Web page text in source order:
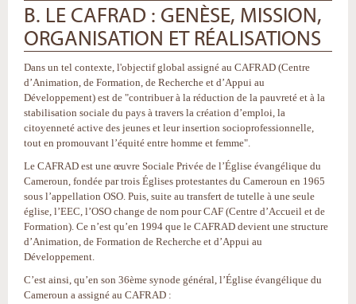
B. LE CAFRAD : GENÈSE, MISSION,
ORGANISATION ET RÉALISATIONS
Dans un tel contexte, l'objectif global assigné au CAFRAD (Centre
d’Animation, de Formation, de Recherche et d’Appui au
Développement) est de "contribuer à la réduction de la pauvreté et à la
stabilisation sociale du pays à travers la création d’emploi, la
citoyenneté active des jeunes et leur insertion socioprofessionnelle,
tout en promouvant l’équité entre homme et femme".
Le CAFRAD est une œuvre Sociale Privée de l’Église évangélique du
Cameroun, fondée par trois Églises protestantes du Cameroun en 1965
sous l’appellation OSO. Puis, suite au transfert de tutelle à une seule
église, l’EEC, l’OSO change de nom pour CAF (Centre d’Accueil et de
Formation). Ce n’est qu’en 1994 que le CAFRAD devient une structure
d’Animation, de Formation de Recherche et d’Appui au
Développement.
C’est ainsi, qu’en son 36ème synode général, l’Église évangélique du
Cameroun a assigné au CAFRAD :